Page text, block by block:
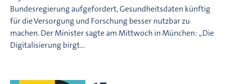
Bundesregierung aufgefordert, Gesundheitsdaten künftig
für die Versorgung und Forschung besser nutzbar zu
machen. Der Minister sagte am Mittwoch in München: „Die
Digitalisierung birgt…